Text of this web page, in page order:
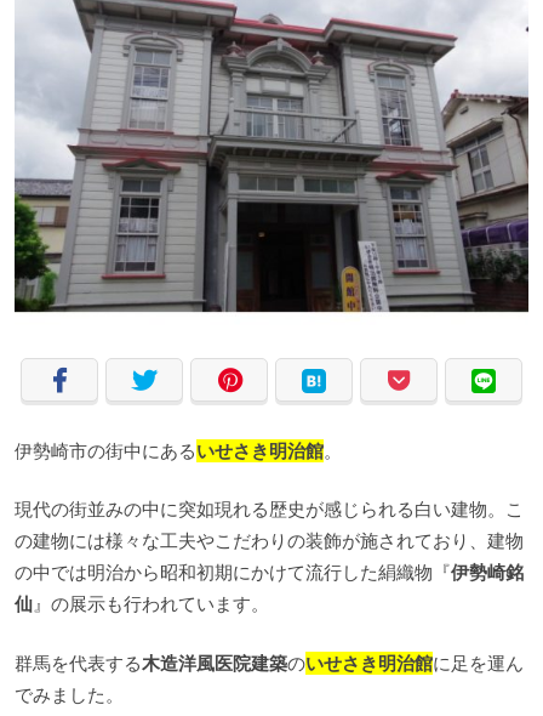
伊勢崎市の街中にあるいせさき明治館。
現代の街並みの中に突如現れる歴史が感じられる白い建物。こ
の建物には様々な工夫やこだわりの装飾が施されており、建物
の中では明治から昭和初期にかけて流行した絹織物『伊勢崎銘
仙』の展示も行われています。
群馬を代表する木造洋風医院建築のいせさき明治館に足を運ん
でみました。